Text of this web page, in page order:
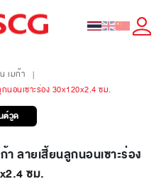
เมก้า
|
นอนเซาะร่อง 30x120x2.4 ซม.
ต์วูด
า ลายเสี้ยนลูกนอนเซาะร่อง
ซม.